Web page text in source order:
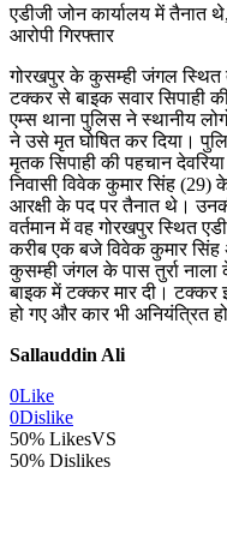
एडीजी जोन कार्यालय में तैनात
आरोपी गिरफ्तार
गोरखपुर के कुसम्ही जंगल स्थित
टक्कर से बाइक सवार सिपाही
एम्स थाना पुलिस ने स्थानीय
ने उसे मृत घोषित कर दिया।
मृतक सिपाही की पहचान
निवासी विवेक कुमार सिंह
आरक्षी के पद पर तैनात थे।
वर्तमान में वह गोरखपुर स्थित
करीब एक बजे विवेक कुमार
कुसम्ही जंगल के पास तुर्रा
बाइक में टक्कर मार दी। टक्कर
हो गए और कार भी अनियंत्रित
Sallauddin Ali
0Like
0Dislike
50% LikesVS
50% Dislikes